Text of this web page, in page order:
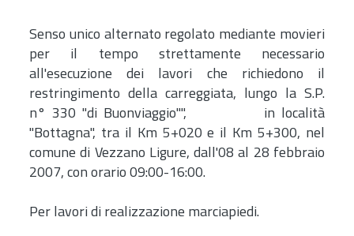
Senso unico alternato regolato mediante movieri
per il tempo strettamente necessario
all'esecuzione dei lavori che richiedono il
restringimento della carreggiata, lungo la S.P.
n° 330 "di Buonviaggio"", in località
"Bottagna", tra il Km 5+020 e il Km 5+300, nel
comune di Vezzano Ligure, dall'08 al 28 febbraio
2007, con orario 09:00-16:00.
Per lavori di realizzazione marciapiedi.